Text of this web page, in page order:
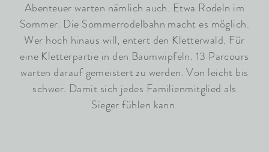
Abenteuer warten nämlich auch. Etwa Rodeln im
Sommer. Die Sommerrodelbahn macht es möglich.
Wer hoch hinaus will, entert den Kletterwald. Für
eine Kletterpartie in den Baumwipfeln. 13 Parcours
warten darauf gemeistert zu werden. Von leicht bis
schwer. Damit sich jedes Familienmitglied als
Sieger fühlen kann.